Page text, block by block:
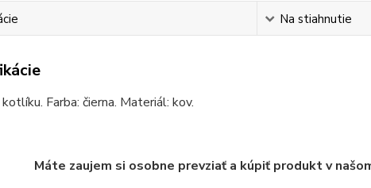
Na stiahnutie
Farba: čierna. Materiál: kov.
Máte zaujem si osobne prevziať a kúpiť produkt v